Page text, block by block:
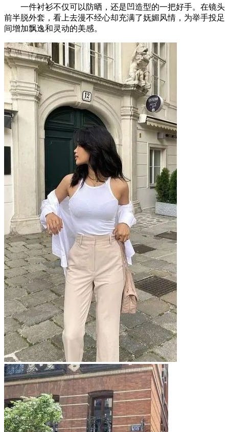
一件衬衫不仅可以防晒，还是凹造型的一把好手。在镜头
前半脱外套，看上去漫不经心却充满了妩媚风情，为举手投足
间增加飘逸和灵动的美感。